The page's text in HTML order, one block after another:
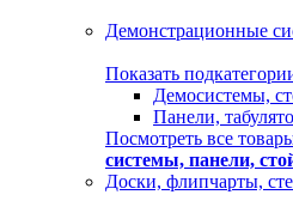
Демонстрационные
Показать
Демосистемы,
Панели,
Посмотреть все
системы, панели,
Доски, флипчарты,